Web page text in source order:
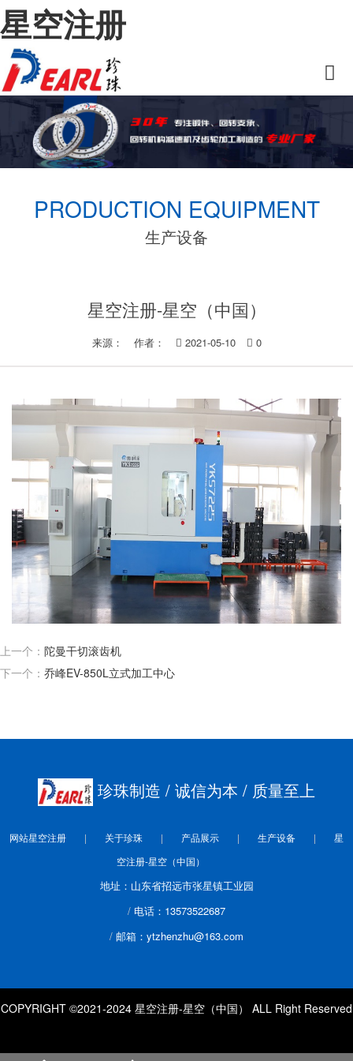
星空注册
PRODUCTION EQUIPMENT
生产设备
星空注册-星空（中国）
来源： 作者： 2021-05-10 0
上一个： 陀曼干切滚齿机
下一个： 乔峰EV-850L立式加工中心
珍珠制造 / 诚信为本 / 质量至上
网站星空注册 关于珍珠 产品展示 生产设备
星
空注册-星空（中国）
地址：山东省招远市张星镇工业园
电话：13573522687
邮箱：ytzhenzhu@163.com
COPYRIGHT ©2021-2024 星空注册-星空（中国） ALL Right Reserved